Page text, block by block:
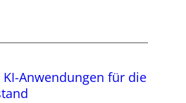
Anwendungen für die